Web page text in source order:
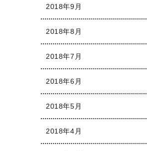
2018年9月
2018年8月
2018年7月
2018年6月
2018年5月
2018年4月